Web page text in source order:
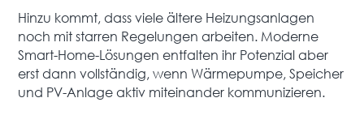
Hinzu kommt, dass viele ältere Heizungsanlagen
noch mit starren Regelungen arbeiten. Moderne
Smart-Home-Lösungen entfalten ihr Potenzial aber
erst dann vollständig, wenn Wärmepumpe, Speicher
und PV-Anlage aktiv miteinander kommunizieren.